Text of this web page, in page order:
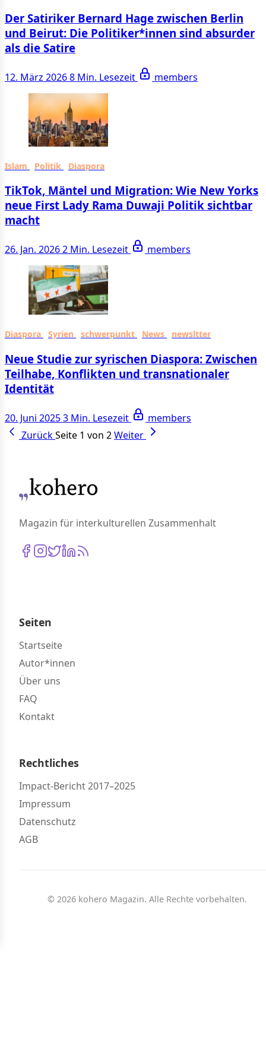
Der Satiriker Bernard Hage zwischen Berlin
und Beirut: Die Politiker*innen sind absurder
als die Satire
12. März 20268 Min. Lesezeit members
Islam Politik Diaspora
TikTok, Mäntel und Migration: Wie New Yorks
neue First Lady Rama Duwaji Politik sichtbar
macht
26. Jan. 20262 Min. Lesezeit members
Diaspora Syrien schwerpunkt News newsltter
Neue Studie zur syrischen Diaspora: Zwischen
Teilhabe, Konflikten und transnationaler
Identität
20. Juni 20253 Min. Lesezeit
members
ZurückSeite 1 von 2Weiter
Magazin für interkulturellen Zusammenhalt
Seiten
Startseite
Autor*innen
Über uns
FAQ
Kontakt
Rechtliches
Impact-Bericht 2017–2025
Impressum
Datenschutz
AGB
© 2026 kohero Magazin. Alle Rechte vorbehalten.